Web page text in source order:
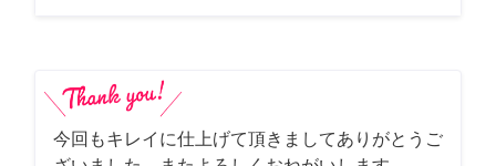
今回もキレイに仕上げて頂きましてありがとうご